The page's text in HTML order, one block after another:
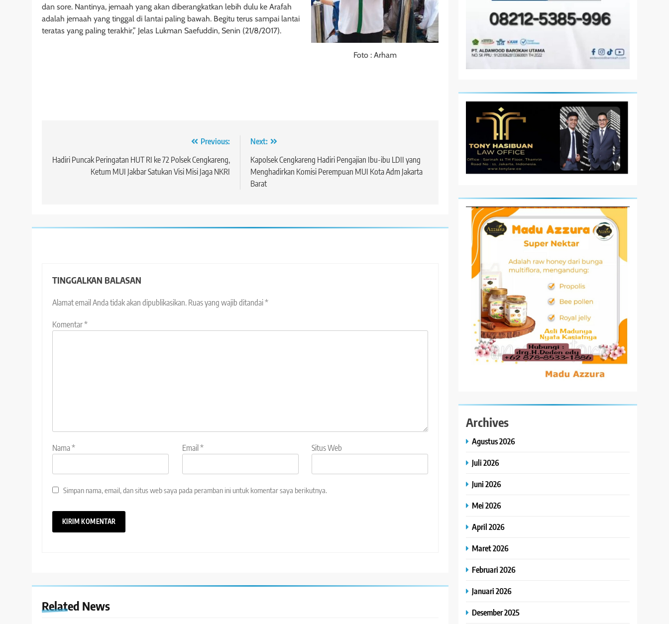
Foto : Arham
dan sore. Nantinya, jemaah yang akan diberangkatkan lebih dulu ke Arafah
adalah jemaah yang tinggal di lantai paling bawah. Begitu terus sampai lantai
teratas yang paling terakhir,” Jelas Lukman Saefuddin, Senin (21/8/2017).
pos
Previous:
Hadiri Puncak Peringatan HUT RI ke 72 Polsek Cengkareng,
Ketum MUI Jakbar Satukan Visi Misi Jaga NKRI
Next:
Kapolsek Cengkareng Hadiri Pengajian Ibu-ibu LDII yang
Menghadirkan Komisi Perempuan MUI Kota Adm Jakarta
Barat
TINGGALKAN BALASAN
Alamat email Anda tidak akan dipublikasikan. Ruas yang wajib ditandai*
Komentar*
Nama* Email* Situs Web
Simpan nama, email, dan situs web saya pada peramban ini untuk komentar saya berikutnya.
Related News
Archives
Agustus 2026
Juli 2026
Juni 2026
Mei 2026
April 2026
Maret 2026
Februari 2026
Januari 2026
Desember 2025